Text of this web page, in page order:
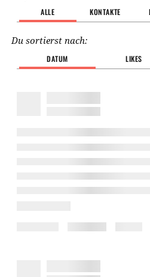
ALLE KONTAKTE
Du sortierst nach:
DATUM LIKES